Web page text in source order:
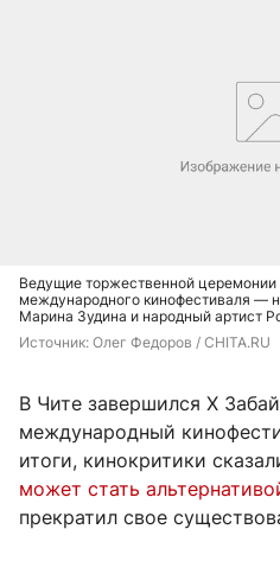
Ведущие торжественной церемонии
международного кинофестиваля —
Марина Зудина и народный артист
Источник: Олег Федоров / CHITA.RU
В Чите завершился X
международный
итоги, кинокритики
может стать
прекратил свое